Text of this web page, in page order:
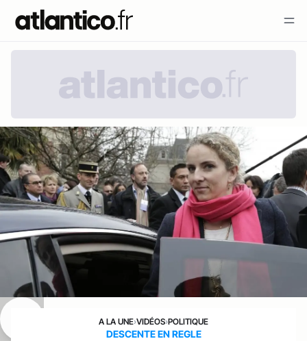
A LA UNE›VIDÉOS›POLITIQUE
DESCENTE EN REGLE